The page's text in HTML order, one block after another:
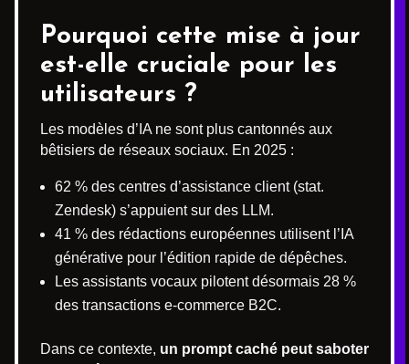
Pourquoi cette mise à jour
est-elle cruciale pour les
utilisateurs ?
Les modèles d’IA ne sont plus cantonnés aux
bêtisiers de réseaux sociaux. En 2025 :
62 % des centres d’assistance client (stat.
Zendesk) s’appuient sur des LLM.
41 % des rédactions européennes utilisent l’IA
générative pour l’édition rapide de dépêches.
Les assistants vocaux pilotent désormais 28 %
des transactions e-commerce B2C.
Dans ce contexte, un prompt caché peut saboter